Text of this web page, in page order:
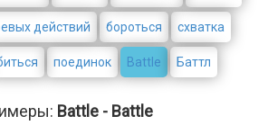
действий бороться схватка
поединок Battle Баттл
Battle - Battle